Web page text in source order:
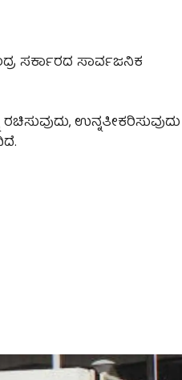
ಸರ್ಕಾರದ ಸಾರ್ವಜನಿಕ
ಉನ್ನತೀಕರಿಸುವುದು